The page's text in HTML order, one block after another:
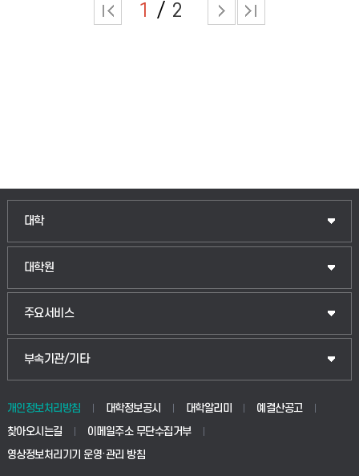
1 2
대학
인문융합공공인재학부
법경영학부
생명공학부
대학원
일반대학원
산업대학원
공공정책대학원
교육대학원
주요서비스
입학안내
웹메일
학사시스템(전문학사 및 전공심화)
부속기관/기타
중앙도서관
학생생활관(안성)
개인정보처리방침 대학정보공시 대학알리미
예결산공고
찾아오시는길
이메일주소 무단수집거부
영상정보처리기기 운영·관리 방침